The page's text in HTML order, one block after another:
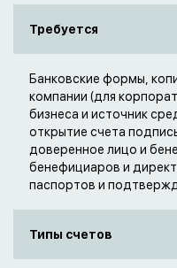
Требуется
Банковские формы,
компании (для
бизнеса и источник
открытие счета
доверенное лицо и
бенефициаров и
паспортов и
Типы счетов